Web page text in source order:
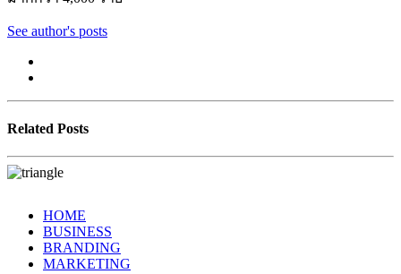
See author's posts
Related Posts
HOME
BUSINESS
BRANDING
MARKETING